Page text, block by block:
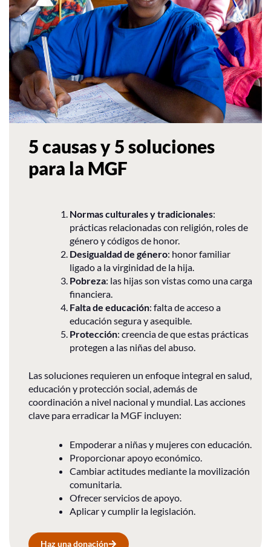
5 causas y 5 soluciones
para la MGF
Normas culturales y tradicionales:
prácticas relacionadas con religión, roles de
género y códigos de honor.
Desigualdad de género: honor familiar
ligado a la virginidad de la hija.
Pobreza: las hijas son vistas como una carga
financiera.
Falta de educación: falta de acceso a
educación segura y asequible.
Protección: creencia de que estas prácticas
protegen a las niñas del abuso.
Las soluciones requieren un enfoque integral en salud,
educación y protección social, además de
coordinación a nivel nacional y mundial. Las acciones
clave para erradicar la MGF incluyen:
Empoderar a niñas y mujeres con educación.
Proporcionar apoyo económico.
Cambiar actitudes mediante la movilización
comunitaria.
Ofrecer servicios de apoyo.
Aplicar y cumplir la legislación.
Haz una donación